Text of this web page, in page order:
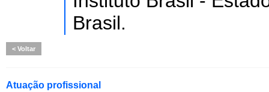
Brasil.
Voltar
Atuação profissional